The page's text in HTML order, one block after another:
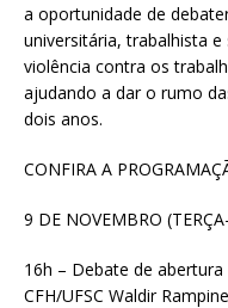
a oportunidade de
universitária, trabalhista
violência contra os
ajudando a dar o rumo
dois anos.
CONFIRA A
9 DE NOVEMBRO
16h – Debate de
CFH/UFSC Waldir